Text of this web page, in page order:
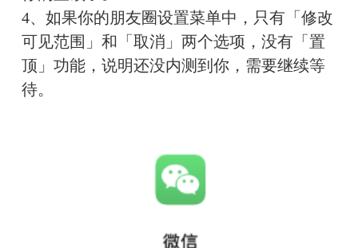
4、如果你的朋友圈设置菜单中，只有「修改
可见范围」和「取消」两个选项，没有「置
顶」功能，说明还没内测到你，需要继续等
待。